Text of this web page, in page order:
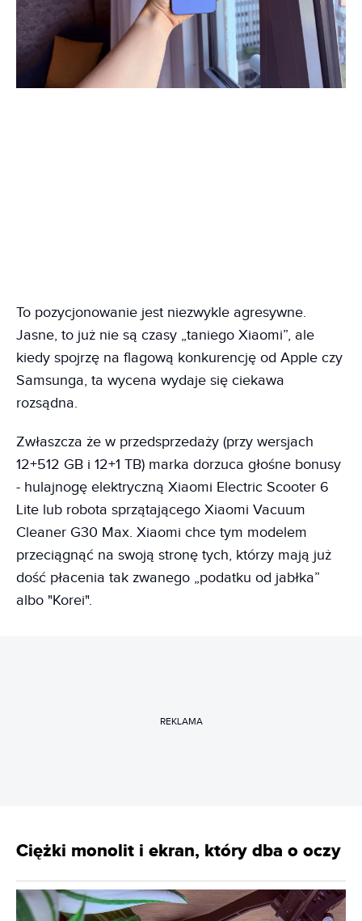
To pozycjonowanie jest niezwykle agresywne.
Jasne, to już nie są czasy „taniego Xiaomi”, ale
kiedy spojrzę na flagową konkurencję od Apple czy
Samsunga, ta wycena wydaje się ciekawa
rozsądna.
Zwłaszcza że w przedsprzedaży (przy wersjach
12+512 GB i 12+1 TB) marka dorzuca głośne bonusy
- hulajnogę elektryczną Xiaomi Electric Scooter 6
Lite lub robota sprzątającego Xiaomi Vacuum
Cleaner G30 Max. Xiaomi chce tym modelem
przeciągnąć na swoją stronę tych, którzy mają już
dość płacenia tak zwanego „podatku od jabłka”
albo "Korei".
REKLAMA
Ciężki monolit i ekran, który dba o oczy